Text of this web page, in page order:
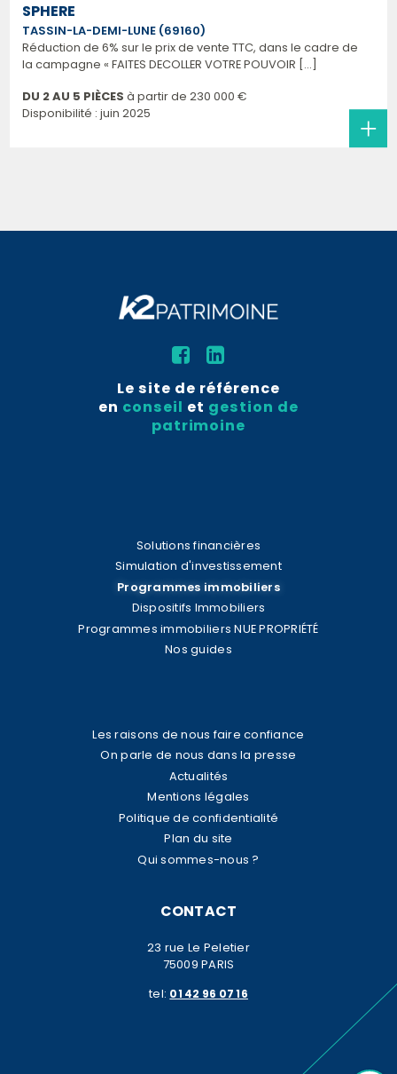
SPHERE
TASSIN-LA-DEMI-LUNE (69160)
Réduction de 6% sur le prix de vente TTC, dans le cadre de
la campagne « FAITES DECOLLER VOTRE POUVOIR [...]
DU 2 AU 5 PIÈCES à partir de 230 000 €
Disponibilité : juin 2025
Le site de référence
en conseil et gestion de
patrimoine
Solutions financières
Simulation d'investissement
Programmes immobiliers
Dispositifs Immobiliers
Programmes immobiliers NUE PROPRIÉTÉ
Nos guides
Les raisons de nous faire confiance
On parle de nous dans la presse
Actualités
Mentions légales
Politique de confidentialité
Plan du site
Qui sommes-nous ?
CONTACT
23 rue Le Peletier
75009 PARIS
tel: 01 42 96 07 16